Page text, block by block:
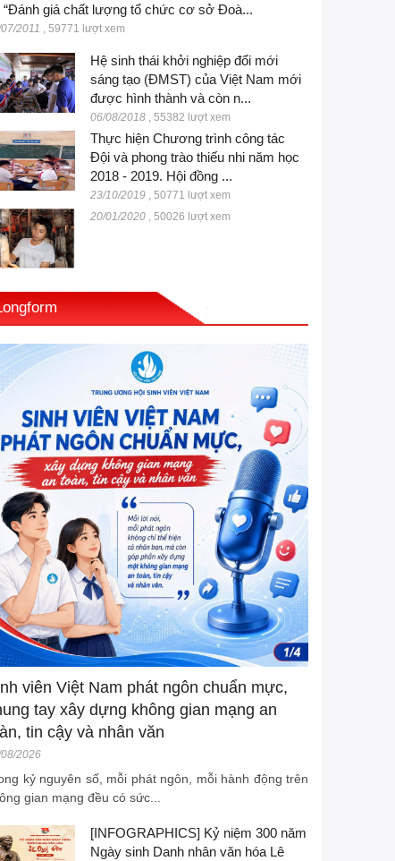
“Đánh giá chất lượng tổ chức cơ sở Đoà...
2011 ,59771 lượt xem
Hệ sinh thái khởi nghiệp đổi mới
sáng tạo (ĐMST) của Việt Nam mới
được hình thành và còn n...
06/08/2018 ,55382 lượt xem
Thực hiện Chương trình công tác
Đội và phong trào thiếu nhi năm học
2018 - 2019. Hội đồng ...
23/10/2019 ,50771 lượt xem
20/01/2020 ,50026 lượt xem
viên Việt Nam phát ngôn chuẩn mực,
tay xây dựng không gian mạng an
tin cậy và nhân văn
2026
kỷ nguyên số, mỗi phát ngôn, mỗi hành động trên
gian mạng đều có sức...
[INFOGRAPHICS] Kỷ niệm 300 năm
Ngày sinh Danh nhân văn hóa Lê